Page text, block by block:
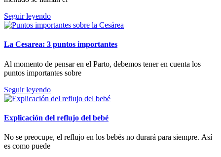
Seguir leyendo
La Cesarea: 3 puntos importantes
Al momento de pensar en el Parto, debemos tener en cuenta los
puntos importantes sobre
Seguir leyendo
Explicación del reflujo del bebé
No se preocupe, el reflujo en los bebés no durará para siempre. Así
es como puede